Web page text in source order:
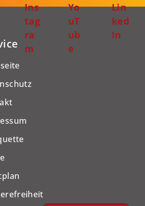
Ins
tag
ra
m
Yo
uT
ub
e
Lin
ked
In